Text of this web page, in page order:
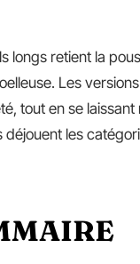
longs retient la
Les
tout en se
déjouent les